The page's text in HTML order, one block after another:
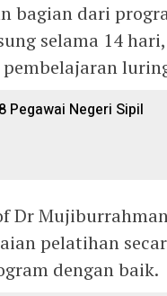
bagian dari
selama 14
Pegawai Negeri Sipil
Dr
pelatihan
dengan baik.